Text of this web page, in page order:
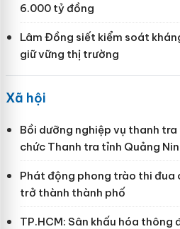
6.000 tỷ đồng
Lâm Đồng siết kiểm soát
giữ vững thị trường
Xã hội
Bồi dưỡng nghiệp vụ thanh
chức Thanh tra tỉnh Quảng
Phát động phong trào thi đua
trở thành thành phố
TP.HCM: Sân khấu hóa